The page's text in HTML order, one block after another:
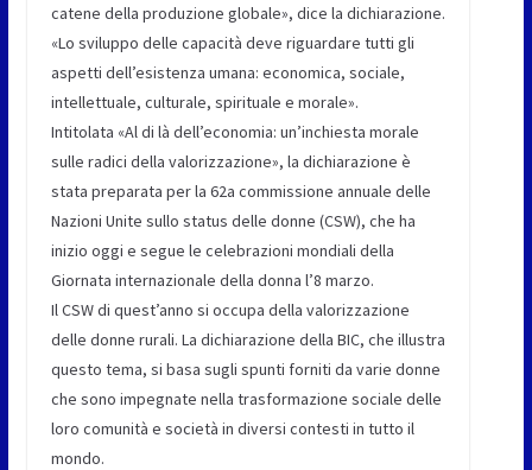
catene della produzione globale», dice la dichiarazione.
«Lo sviluppo delle capacità deve riguardare tutti gli
aspetti dell’esistenza umana: economica, sociale,
intellettuale, culturale, spirituale e morale».
Intitolata «Al di là dell’economia: un’inchiesta morale
sulle radici della valorizzazione», la dichiarazione è
stata preparata per la 62a commissione annuale delle
Nazioni Unite sullo status delle donne (CSW), che ha
inizio oggi e segue le celebrazioni mondiali della
Giornata internazionale della donna l’8 marzo.
Il CSW di quest’anno si occupa della valorizzazione
delle donne rurali. La dichiarazione della BIC, che illustra
questo tema, si basa sugli spunti forniti da varie donne
che sono impegnate nella trasformazione sociale delle
loro comunità e società in diversi contesti in tutto il
mondo.